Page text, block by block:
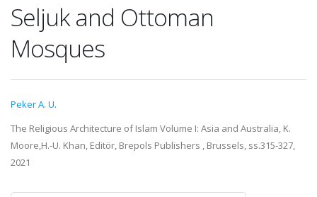
Seljuk and Ottoman
Mosques
Peker A. U.
The Religious Architecture of Islam Volume I: Asia and Australia, K.
Moore,H.-U. Khan, Editör, Brepols Publishers , Brussels, ss.315-327,
2021